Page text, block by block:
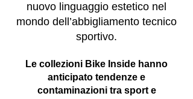
nuovo linguaggio estetico nel
mondo dell’abbigliamento tecnico
sportivo.
Le collezioni Bike Inside hanno
anticipato tendenze e
contaminazioni tra sport e